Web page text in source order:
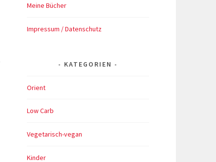
Meine Bücher
Impressum / Datenschutz
KATEGORIEN
Orient
Low Carb
Vegetarisch-vegan
Kinder